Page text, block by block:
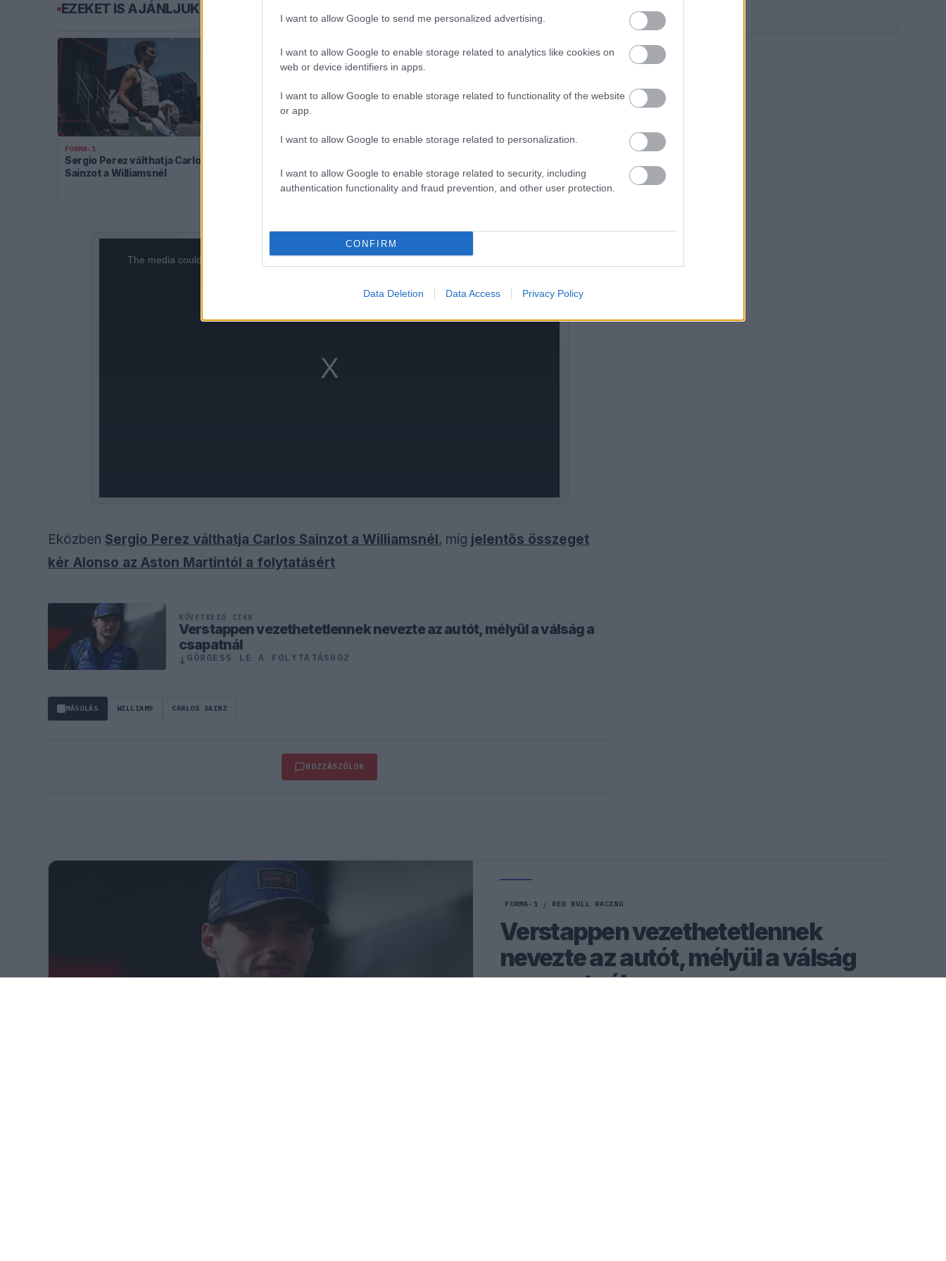
I want to allow Google to send me personalized advertising.
I want to allow Google to enable storage related to analytics like cookies on
web or device identifiers in apps.
I want to allow Google to enable storage related to functionality of the website
or app.
I want to allow Google to enable storage related to personalization.
I want to allow Google to enable storage related to security, including
authentication functionality and fraud prevention, and other user protection.
CONFIRM
Data Deletion Data Access Privacy Policy
EZEKET IS AJÁNLJUK
FORMA-1
Sergio Perez válthatja Carlos
Sainzot a Williamsnél
az Aston Martintól a
folytatásért
Max Verstappen átigazolásával
kapcsolatban
The media could not be loaded, either because the server or network failed or because the
Eközben Sergio Perez válthatja Carlos Sainzot a Williamsnél, míg jelentős összeget
kér Alonso az Aston Martintól a folytatásért
KÖVETKEZŐ CIKK
Verstappen vezethetetlennek nevezte az autót, mélyül a válság a
csapatnál
↓ GÖRGESS LE A FOLYTATÁSHOZ
MÁSOLÁS WILLIAMS CARLOS SAINZ
HOZZÁSZÓLOK
FORMA-1 / RED BULL RACING
Verstappen vezethetetlennek
nevezte az autót, mélyül a válság
a csapatnál